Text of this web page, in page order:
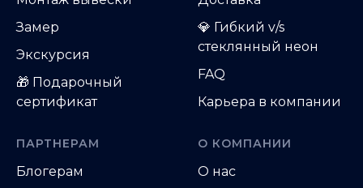
Замер
Экскурсия
🎁 Подарочный
сертификат
💎 Гибкий v/s
стеклянный неон
FAQ
Карьера в компании
ПАРТНЕРАМ
Блогерам
О КОМПАНИИ
О нас